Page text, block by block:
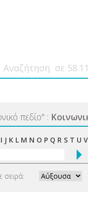
πεδίο" :
I J K L M N O P Q R S T U V
σειρά: